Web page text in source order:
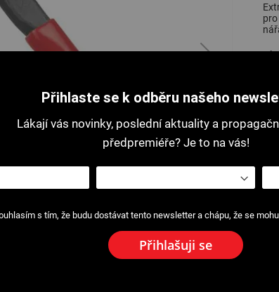
Přihlaste se k odběru našeho
Lákají vás novinky, poslední aktuality a
předpremiéře? Je to na vás!
s tím, že budu dostávat tento newsletter a chápu, že se
Přihlašuji se